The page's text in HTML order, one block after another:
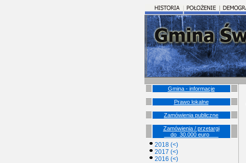
Gmina - informacje
Prawo lokalne
Zamówienia publiczne
Zamówienia / przetargi
__do_30.000 euro___
2018 (<)
2017 (<)
2016 (<)